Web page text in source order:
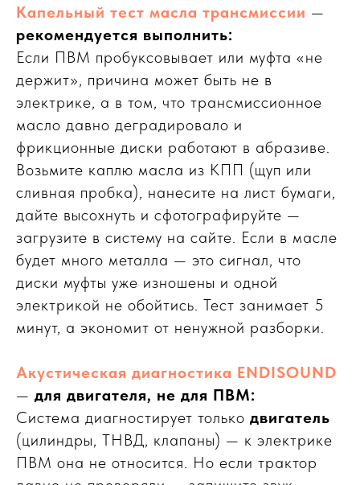
Капельный тест масла трансмиссии —
рекомендуется выполнить:
Если ПВМ пробуксовывает или муфта «не
держит», причина может быть не в
электрике, а в том, что трансмиссионное
масло давно деградировало и
фрикционные диски работают в абразиве.
Возьмите каплю масла из КПП (щуп или
сливная пробка), нанесите на лист бумаги,
дайте высохнуть и сфотографируйте —
загрузите в систему на сайте. Если в масле
будет много металла — это сигнал, что
диски муфты уже изношены и одной
электрикой не обойтись. Тест занимает 5
минут, а экономит от ненужной разборки.
Акустическая диагностика ENDISOUND
— для двигателя, не для ПВМ:
Система диагностирует только двигатель
(цилиндры, ТНВД, клапаны) — к электрике
ПВМ она не относится. Но если трактор